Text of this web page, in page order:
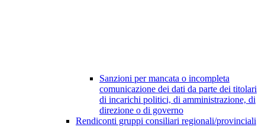
Sanzioni per mancata o incompleta
comunicazione dei dati da parte dei titolari
di incarichi politici, di amministrazione, di
direzione o di governo
Rendiconti gruppi consiliari regionali/provinciali